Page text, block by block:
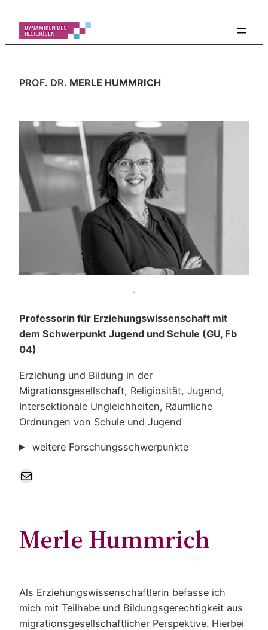
Inhalt
springen
PROF. DR. MERLE HUMMRICH
:
Professorin für Erziehungswissenschaft mit
dem Schwerpunkt Jugend und Schule (GU, Fb
04)
Erziehung und Bildung in der
Migrationsgesellschaft, Religiosität, Jugend,
Intersektionale Ungleichheiten, Räumliche
Ordnungen von Schule und Jugend
weitere Forschungsschwerpunkte
E-Mail
Merle Hummrich
Als Erziehungswissenschaftlerin befasse ich
mich mit Teilhabe und Bildungsgerechtigkeit aus
migrationsgesellschaftlicher Perspektive. Hierbei